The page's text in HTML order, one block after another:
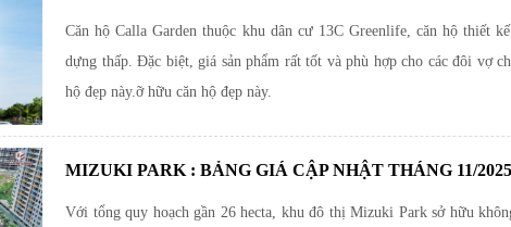
Căn hộ Calla Garden thuộc khu dân cư 13C Greenlife, căn hộ thiết
dựng thấp. Đặc biệt, giá sản phẩm rất tốt và phù hợp cho các đôi vợ
hộ đẹp này.ỡ hữu căn hộ đẹp này.
MIZUKI PARK : BẢNG GIÁ CẬP NHẬT THÁNG 11/2025
Với tổng quy hoạch gần 26 hecta, khu đô thị Mizuki Park sở hữu